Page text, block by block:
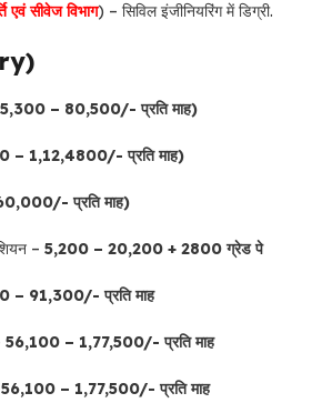
एवं सीवेज विभाग) – सिविल इंजीनियरिंग में डिग्री.
– 80,500/- प्रति माह)
– 1,12,4800/- प्रति माह)
प्रति माह)
– 5,200 – 20,200 + 2800 ग्रेड पे
– 91,300/- प्रति माह
56,100 – 1,77,500/- प्रति माह
56,100 – 1,77,500/- प्रति माह